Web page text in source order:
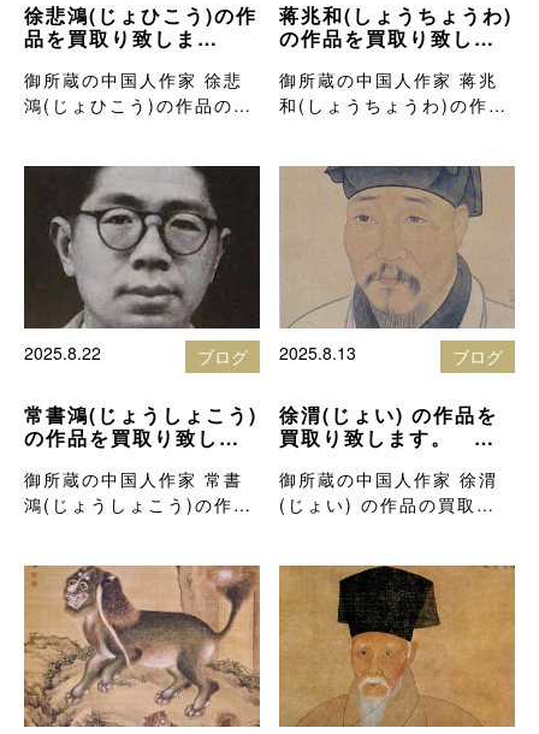
徐悲鴻(じょひこう)の作
品を買取り致しま
董品買取りブログ
御所蔵の中国人作家 徐悲
鴻(じょひこう)の作品の買
蒋兆和(しょうちょうわ)
の作品を買取り致しま
董品買取りブログ
御所蔵の中国人作家 蒋兆
和(しょうちょうわ)の作品
2025.8.22 ブログ
常書鴻(じょうしょこう)
の作品を買取り致しま
董品買取りブログ
御所蔵の中国人作家 常書
鴻(じょうしょこう)の作品
2025.8.13 ブログ
徐渭(じょい) の作品を
買取り致します。 北
りブログ
御所蔵の中国人作家 徐渭
(じょい) の作品の買取価